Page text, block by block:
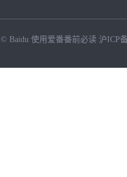
© Baidu 使用爱番番前必读 沪ICP